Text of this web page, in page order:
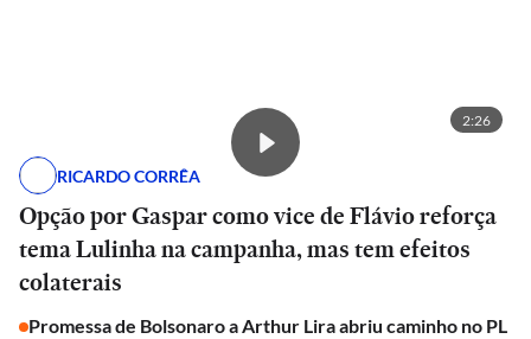
2:26
RICARDO CORRÊA
Opção por Gaspar como vice de Flávio reforça
tema Lulinha na campanha, mas tem efeitos
colaterais
Promessa de Bolsonaro a Arthur Lira abriu caminho no PL